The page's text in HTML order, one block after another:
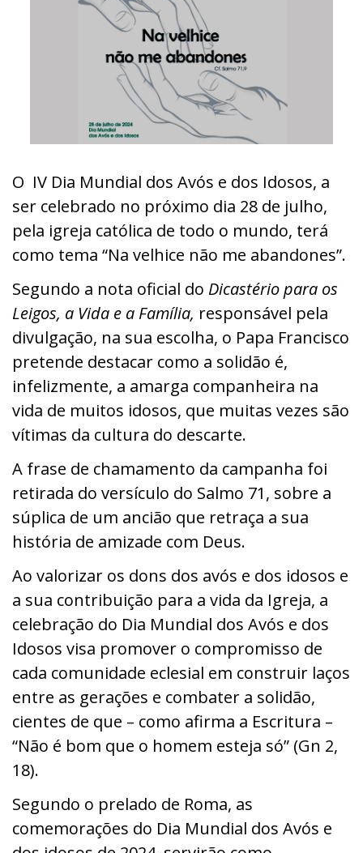
O IV Dia Mundial dos Avós e dos Idosos, a
ser celebrado no próximo dia 28 de julho,
pela igreja católica de todo o mundo, terá
como tema “Na velhice não me abandones”.
Segundo a nota oficial do Dicastério para os
Leigos, a Vida e a Família, responsável pela
divulgação, na sua escolha, o Papa Francisco
pretende destacar como a solidão é,
infelizmente, a amarga companheira na
vida de muitos idosos, que muitas vezes são
vítimas da cultura do descarte.
A frase de chamamento da campanha foi
retirada do versículo do Salmo 71, sobre a
súplica de um ancião que retraça a sua
história de amizade com Deus.
Ao valorizar os dons dos avós e dos idosos e
a sua contribuição para a vida da Igreja, a
celebração do Dia Mundial dos Avós e dos
Idosos visa promover o compromisso de
cada comunidade eclesial em construir laços
entre as gerações e combater a solidão,
cientes de que – como afirma a Escritura –
“Não é bom que o homem esteja só” (Gn 2,
18).
Segundo o prelado de Roma, as
comemorações do Dia Mundial dos Avós e